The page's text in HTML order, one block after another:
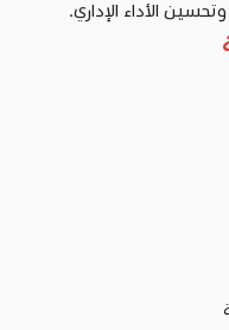
الأداء الإداري.